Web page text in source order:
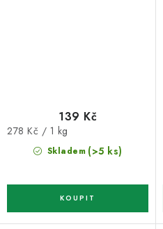
Skladem (>5 ks)
139 Kč
Měrná
278 Kč / 1 kg